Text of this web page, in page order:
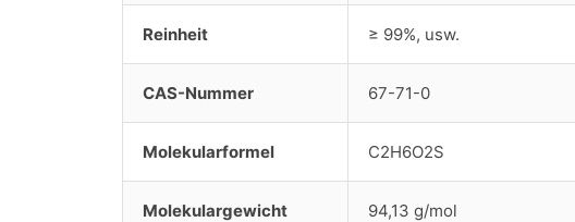
Reinheit ≥ 99%, usw.
CAS-Nummer 67-71-0
Molekularformel C2H6O2S
Molekulargewicht 94,13 g/mol